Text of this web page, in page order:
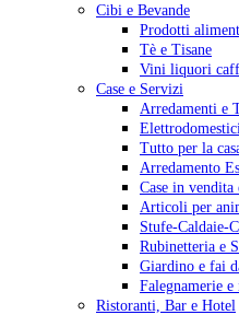
Cibi e Bevande
Prodotti
Tè e Tisane
Vini liquori
Case e Servizi
Arredamenti e
Tutto per la
Arredamento
Case in
Articoli per
Stufe-Caldaie-
Rubinetteria e
Giardino e fai
Falegnamerie
Ristoranti, Bar e Hotel